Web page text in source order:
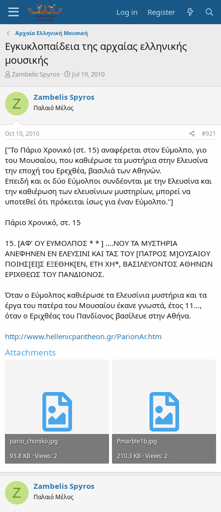
Log in Register
Αρχαία Ελληνική Μουσική
Εγκυκλοπαίδεια της αρχαίας ελληνικής
μουσικής
T
r
e
a
d
s
t
r
t
e
r
Zambelis Spyros
S
r
t
a
Jul 19, 2010
Z Zambelis Spyros
Παλαιό Μέλος
Oct 10, 2010 #921
[''Το Πάριο Χρονικό (στ. 15) αναφέρεται στον Εύμολπο, γιο
του Μουσαίου, που καθιέρωσε τα μυστήρια στην Ελευσίνα
την εποχή του Ερεχθέα, βασιλιά των Αθηνών.
Επειδή και οι δύο Εύμολποι συνδέονται με την Ελευσίνα και
την καθιέρωση των ελευσίνιων μυστηρίων, μπορεί να
υποτεθεί ότι πρόκειται ίσως για έναν Εύμολπο.'']
Πάριο Χρονικό, στ. 15
15. [ΑΦ’ ΟΥ ΕΥΜΟΛΠΟΣ * * ] ....ΝΟΥ ΤΑ ΜΥΣΤΗΡΙΑ
ΑΝΕΦΗΝΕΝ ΕΝ ΕΛΕΥΣΙΝΙ ΚΑΙ ΤΑΣ ΤΟΥ [ΠΑΤΡΟΣ Μ]ΟΥΣΑΙΟΥ
ΠΟΙΗΣ[ΕΙ]Σ ΕΞΕΘΗΚ[ΕΝ, ΕΤΗ ΧΗ*, ΒΑΣΙΛΕΥΟΝΤΟΣ ΑΘΗΝΩΝ
ΕΡΙΧΘΕΩΣ ΤΟΥ ΠΑΝΔΙΟΝΟΣ.
Όταν ο Εύμολπος καθιέρωσε τα Ελευσίνια μυστήρια και τα
έργα του πατέρα του Μουσαίου έκανε γνωστά, έτος 11...,
όταν ο Εριχθέας του Πανδίονος βασίλευε στην Αθήνα.
http://www.hellenicpantheon.gr/ParionAr.htm
Attachments
pario_choniko.jpg
93.8 KB · Views: 2
Pmarble1b.jpg
210.3 KB · Views: 2
Z Zambelis Spyros
Παλαιό Μέλος